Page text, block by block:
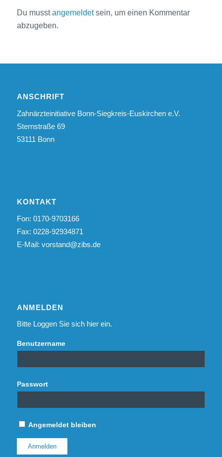
Du musstangemeldetsein, um einen Kommentar
abzugeben.
ANSCHRIFT
Zahnärzteinitiative Bonn-Siegkreis-Euskirchen e.V.
Sternstraße 69
53111 Bonn
KONTAKT
Fon: 0170-9703166
Fax: 0228-92934871
E-Mail: vorstand@zibs.de
ANMELDEN
Bitte Loggen Sie sich hier ein.
Benutzername
Passwort
Angemeldet bleiben